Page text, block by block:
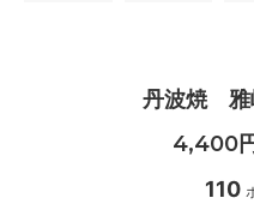
丹波焼
4,400
110